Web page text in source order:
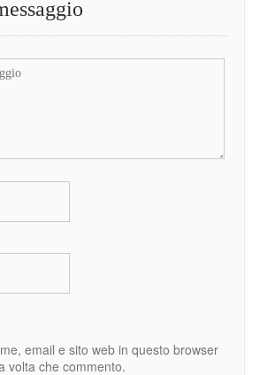
email e sito web in questo browser
volta che commento.